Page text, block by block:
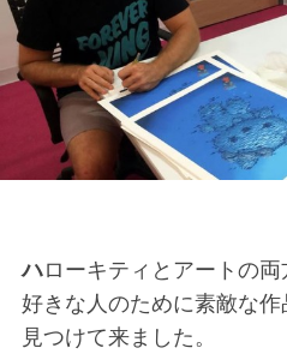
ハローキティとアートの
好きな人のために素敵な作
見つけて来ました。